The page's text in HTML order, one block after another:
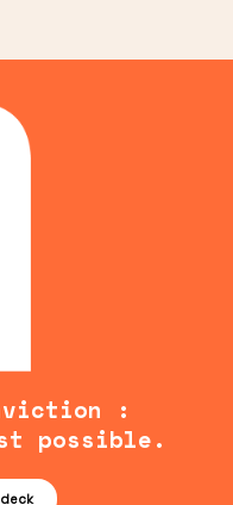
:
possible.